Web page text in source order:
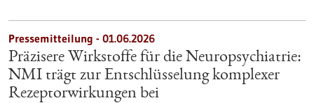
Pressemitteilung - 01.06.2026
Präzisere Wirkstoffe für die Neuropsychiatrie:
NMI trägt zur Entschlüsselung komplexer
Rezeptorwirkungen bei